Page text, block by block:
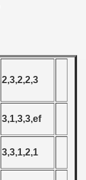
2,3,2,2,3
3,1,3,3,ef
3,3,1,2,1